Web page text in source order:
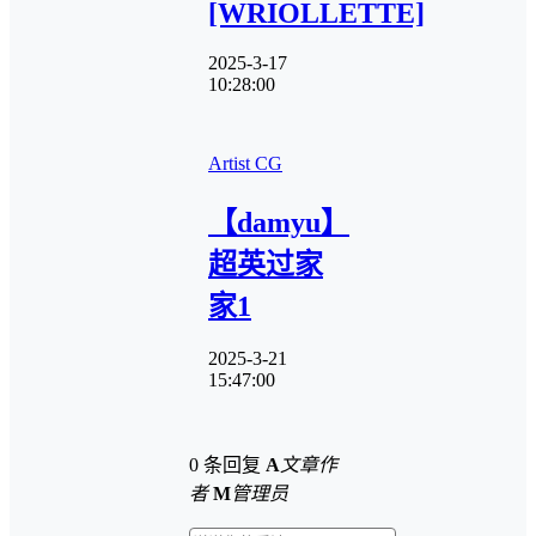
[WRIOLLETTE]
2025-3-17
10:28:00
Artist CG
【damyu】
超英过家
家1
2025-3-21
15:47:00
0 条回复 A 文章作
者 M管理员